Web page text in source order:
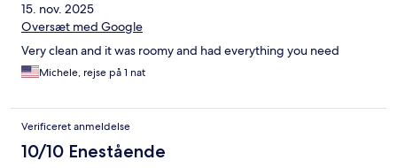
15. nov. 2025
Oversæt med Google
Very clean and it was roomy and had everything you need
Michele, rejse på 1 nat
Verificeret anmeldelse
10/10 Enestående